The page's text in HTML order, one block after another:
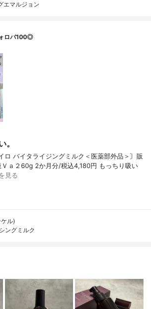
エマルジョン
ロバ100◎
。
ロ バイタライジングミルク＜医薬部外品＞〙販
ａ２60g 2か月分/税込4,180円 もっちり吸い
見る
ル)
ングミルク